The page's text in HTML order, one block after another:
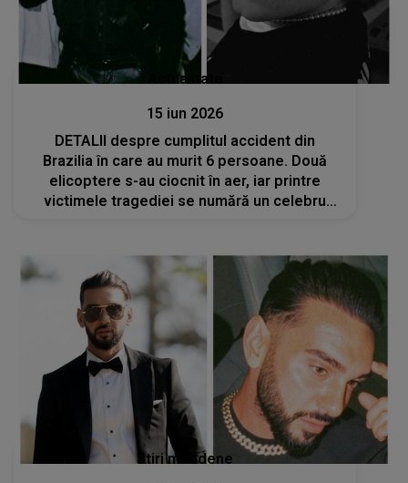
Actualitate
15 iun 2026
DETALII despre cumplitul accident din
Brazilia în care au murit 6 persoane. Două
elicoptere s-au ciocnit în aer, iar printre
victimele tragediei se numără un celebru
Stiri mondene